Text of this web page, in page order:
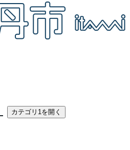
カテゴリ1を開く